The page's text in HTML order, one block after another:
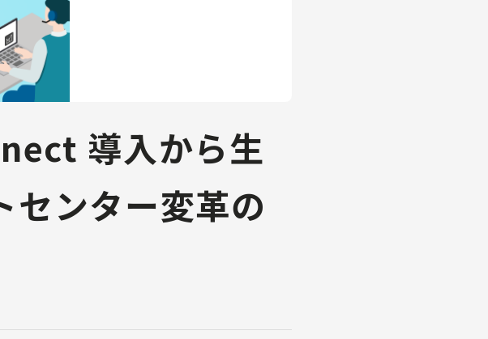
導入から生
センター変革の